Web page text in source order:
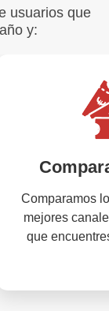
usuarios que
y:
Comparamos
mejores
que